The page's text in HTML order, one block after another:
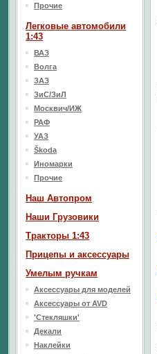
Прочие
Легковые автомобили
1:43
ВАЗ
Волга
ЗАЗ
ЗиС/ЗиЛ
Москвич/ИЖ
РАФ
УАЗ
Škoda
Иномарки
Прочие
Наш Aвтопром
Наши Грузовики
Тракторы 1:43
Прицепы и аксессуары
Умелым ручкам
Аксессуары для моделей
Аксессуары от AVD
'Стекляшки'
Декали
Наклейки